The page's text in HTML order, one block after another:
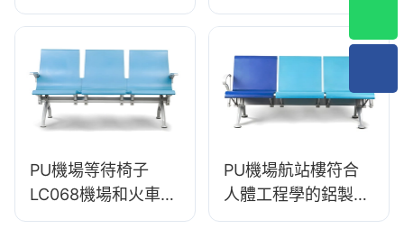
製候補座椅lc119
製造商Hewei
PU機場等待椅子
LC068機場和火車站
HEWEI製造商舒適的
PU機場航站樓符合
人體工程學的鋁製等
待座椅LC090由